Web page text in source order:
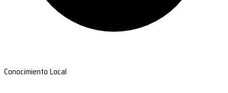
Conocimiento Local